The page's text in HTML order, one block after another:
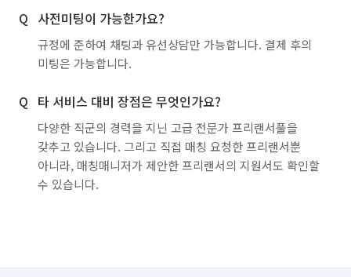
사전미팅이 가능한가요?
규정에 준하여 채팅과 유선상담만 가능합니다. 결제 후의
미팅은 가능합니다.
타 서비스 대비 장점은 무엇인가요?
다양한 직군의 경력을 지닌 고급 전문가 프리랜서풀을
갖추고 있습니다. 그리고 직접 매칭 요청한 프리랜서뿐
아니라, 매칭매니저가 제안한 프리랜서의 지원서도 확인할
수 있습니다.